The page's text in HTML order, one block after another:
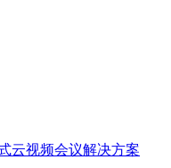
云视频会议解决方案